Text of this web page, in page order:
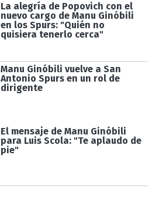
La alegría de Popovich con el
nuevo cargo de Manu Ginóbili
en los Spurs: "Quién no
quisiera tenerlo cerca"
Manu Ginóbili vuelve a San
Antonio Spurs en un rol de
dirigente
El mensaje de Manu Ginóbili
para Luis Scola: "Te aplaudo de
pie"